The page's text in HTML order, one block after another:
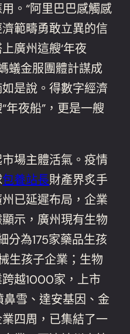
。“阿里巴巴感觸感
範疇勇敢立異的信
廣州這艘‘年夜
蟻金服團體計謀成
是說。得數字經濟
年夜船”，更是一艘
場主體活氣。疫情
包養站長財產界炙手
已延遲布局，企業
示，廣州現有生物
分為175家藥品生孩
生孩子企業；生物
越1000家，上市
雪、達安基因、金
四周，已集結了一